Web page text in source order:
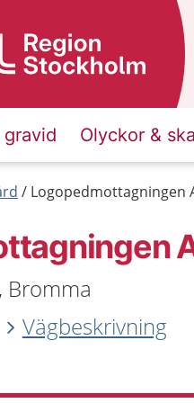
gravid Olyckor &
Logopedmottagningen
Bromma
Vägbeskrivning